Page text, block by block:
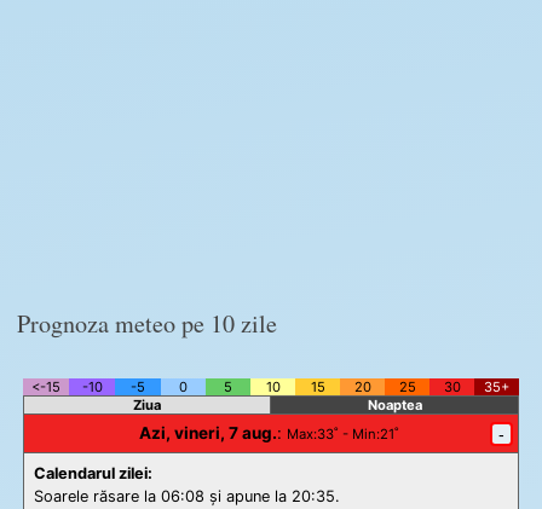
Prognoza meteo pe 10 zile
<-15 -10 -5 0 5 10 15 20 25 30
35+
Ziua
Noaptea
Azi, vineri, 7 aug.: Max:33˚ - Min:21˚ -
Calendarul zilei:
Soarele răsare la 06:08 și apune la 20:35.